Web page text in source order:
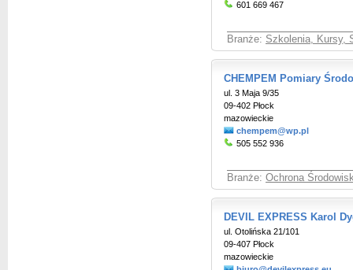
601 669 467
Branże: Szkolenia, Kursy,
CHEMPEM Pomiary
ul. 3 Maja 9/35
09-402 Płock
mazowieckie
chempem@wp.pl
505 552 936
Branże: Ochrona
DEVIL EXPRESS Karol
ul. Otolińska 21/101
09-407 Płock
mazowieckie